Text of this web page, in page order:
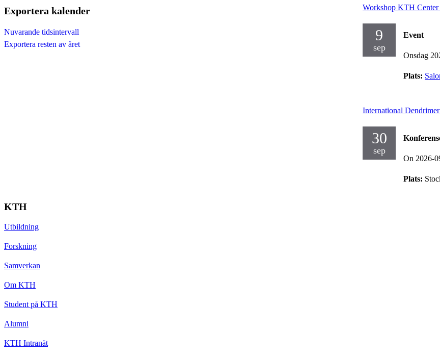
Workshop KTH
9
sep
Event
Onsdag
Plats:
International
30
sep
On 2026-
Plats:
Exportera kalender
Nuvarande tidsintervall
Exportera resten av året
KTH
Utbildning
Forskning
Samverkan
Om KTH
Student på KTH
Alumni
KTH Intranät